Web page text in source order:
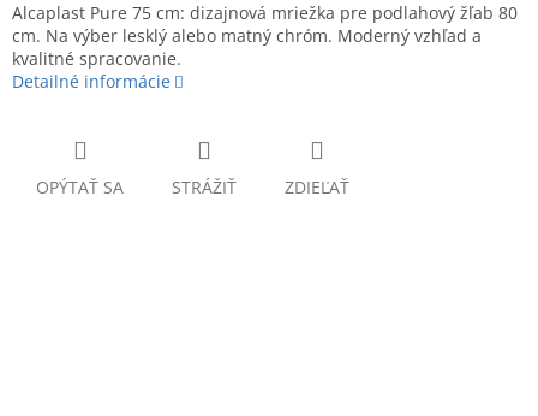
Alcaplast Pure 75 cm: dizajnová mriežka pre podlahový žľab 80
cm. Na výber lesklý alebo matný chróm. Moderný vzhľad a
kvalitné spracovanie.
Detailné informácie
OPÝTAŤ SA STRÁŽIŤ ZDIEĽAŤ